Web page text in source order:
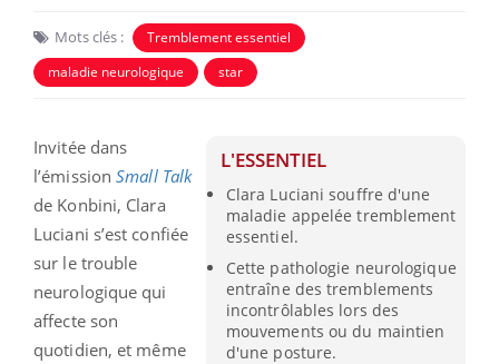
Mots clés :
Tremblement essentiel
maladie neurologique
star
L'ESSENTIEL
Clara Luciani souffre d'une
maladie appelée tremblement
essentiel.
Cette pathologie neurologique
entraîne des tremblements
incontrôlables lors des
mouvements ou du maintien
d'une posture.
Invitée dans
l’émissionSmall Talk
de Konbini, Clara
Luciani s’est confiée
sur le trouble
neurologique qui
affecte son
quotidien, et même